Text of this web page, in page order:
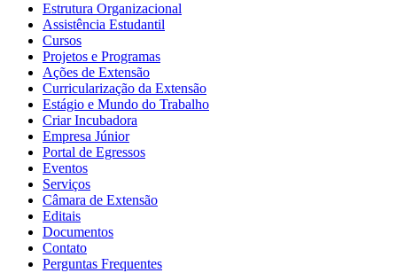
Estrutura Organizacional
Assistência Estudantil
Cursos
Projetos e Programas
Ações de Extensão
Curricularização da Extensão
Estágio e Mundo do Trabalho
Criar Incubadora
Empresa Júnior
Portal de Egressos
Eventos
Serviços
Câmara de Extensão
Editais
Documentos
Contato
Perguntas Frequentes